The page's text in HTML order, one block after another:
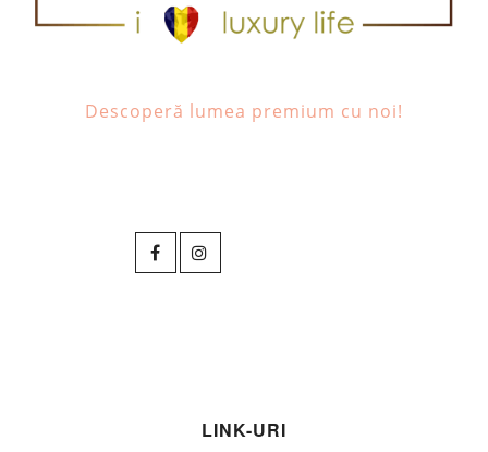
Descoperă lumea premium cu noi!
LINK-URI